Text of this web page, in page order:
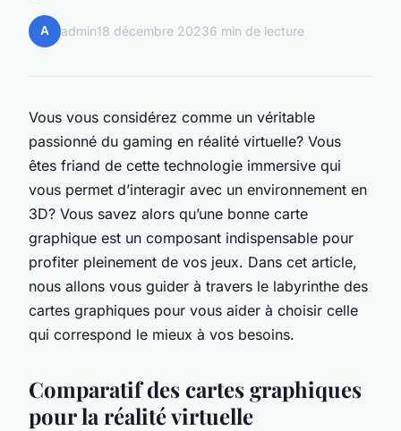
A admin18 décembre 20236 min de lecture
Vous vous considérez comme un véritable
passionné du gaming en réalité virtuelle? Vous
êtes friand de cette technologie immersive qui
vous permet d’interagir avec un environnement en
3D? Vous savez alors qu’une bonne carte
graphique est un composant indispensable pour
profiter pleinement de vos jeux. Dans cet article,
nous allons vous guider à travers le labyrinthe des
cartes graphiques pour vous aider à choisir celle
qui correspond le mieux à vos besoins.
Comparatif des cartes graphiques
pour la réalité virtuelle